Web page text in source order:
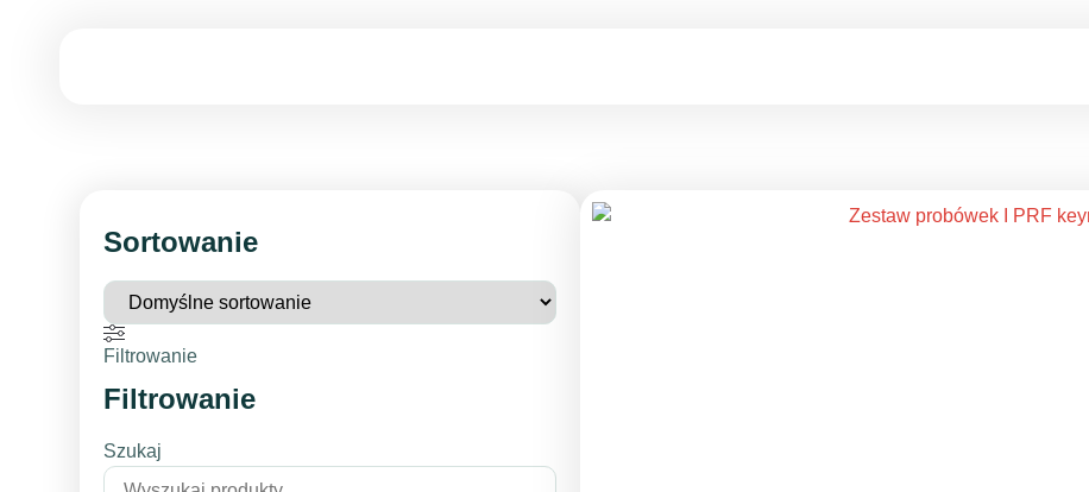
Sortowanie
Filtrowanie
Filtrowanie
Szukaj